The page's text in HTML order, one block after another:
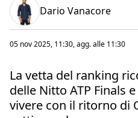
Dario Vanacore
05 nov 2025, 11:30, agg. alle 11:30
La vetta del ranking
delle Nitto ATP Finals
vivere con il ritorno di